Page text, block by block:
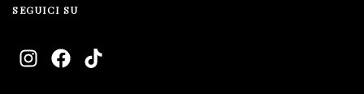
SEGUICI SU